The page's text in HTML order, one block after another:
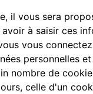
il vous sera
à saisir ces
vous
personnelles
nombre de
celle d'un